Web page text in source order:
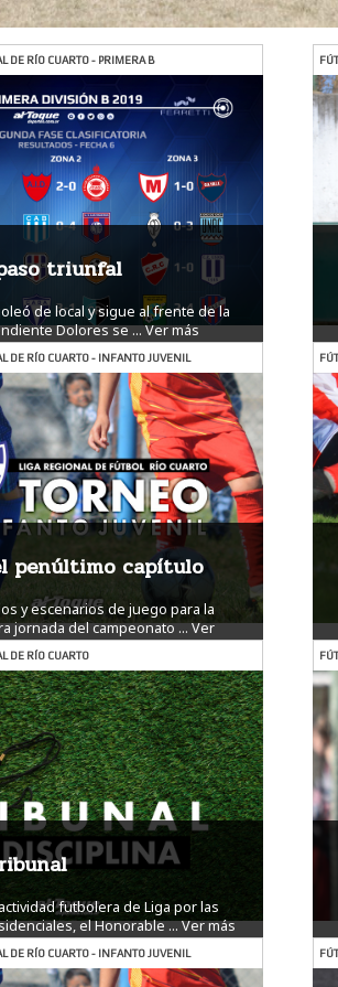
DE RÍO CUARTO - PRIMERA B
triunfal
de local y sigue al frente de la
Dolores se ...Ver más
DE RÍO CUARTO - INFANTO JUVENIL
penúltimo capítulo
y escenarios de juego para la
jornada del campeonato ...Ver
DE RÍO CUARTO
futbolera de Liga por las
el Honorable ...Ver más
DE RÍO CUARTO - INFANTO JUVENIL